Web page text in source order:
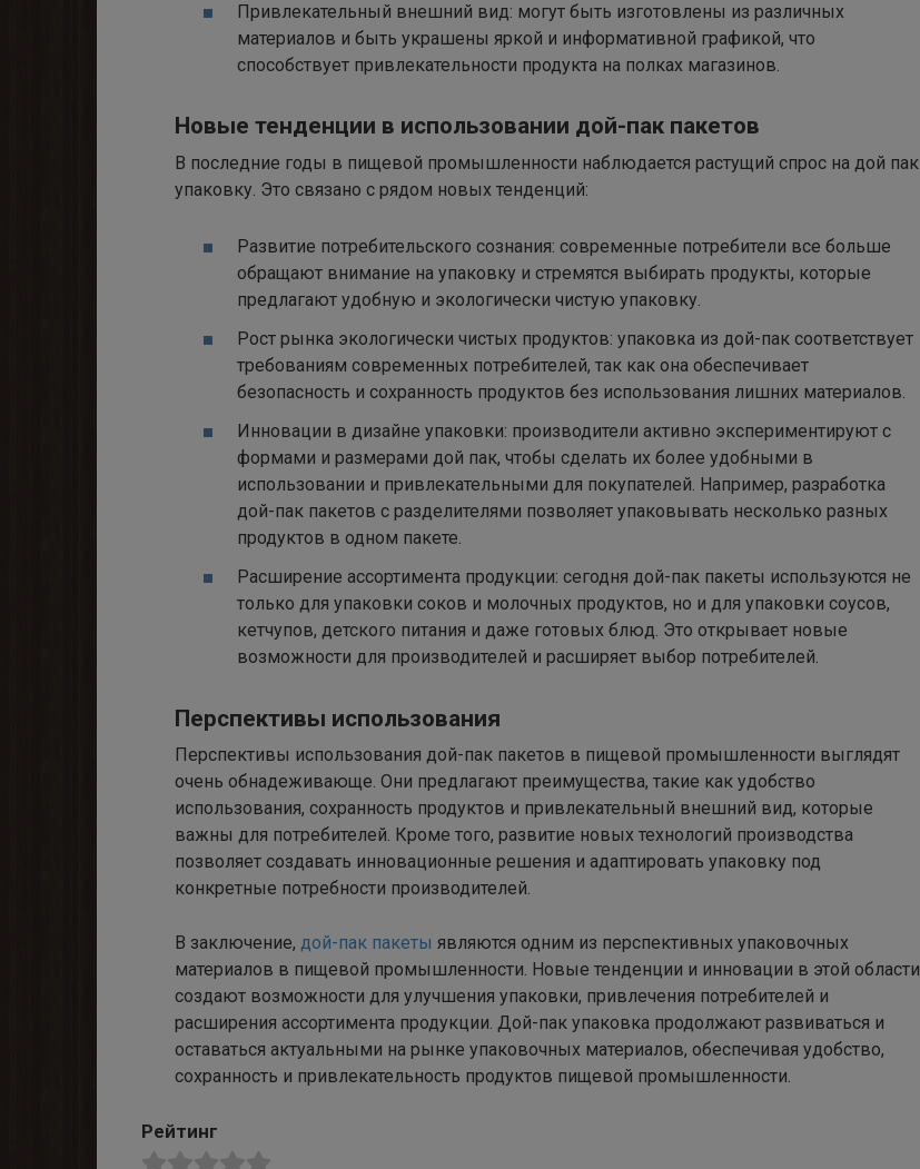
Привлекательный внешний вид: могут быть изготовлены из различных
материалов и быть украшены яркой и информативной графикой, что
способствует привлекательности продукта на полках магазинов.
Новые тенденции в использовании дой-пак пакетов
В последние годы в пищевой промышленности наблюдается растущий спрос на дой пак
упаковку. Это связано с рядом новых тенденций:
Развитие потребительского сознания: современные потребители все больше
обращают внимание на упаковку и стремятся выбирать продукты, которые
предлагают удобную и экологически чистую упаковку.
Рост рынка экологически чистых продуктов: упаковка из дой-пак соответствует
требованиям современных потребителей, так как она обеспечивает
безопасность и сохранность продуктов без использования лишних материалов.
Инновации в дизайне упаковки: производители активно экспериментируют с
формами и размерами дой пак, чтобы сделать их более удобными в
использовании и привлекательными для покупателей. Например, разработка
дой-пак пакетов с разделителями позволяет упаковывать несколько разных
продуктов в одном пакете.
Расширение ассортимента продукции: сегодня дой-пак пакеты используются не
только для упаковки соков и молочных продуктов, но и для упаковки соусов,
кетчупов, детского питания и даже готовых блюд. Это открывает новые
возможности для производителей и расширяет выбор потребителей.
Перспективы использования
Перспективы использования дой-пак пакетов в пищевой промышленности выглядят
очень обнадеживающе. Они предлагают преимущества, такие как удобство
использования, сохранность продуктов и привлекательный внешний вид, которые
важны для потребителей. Кроме того, развитие новых технологий производства
позволяет создавать инновационные решения и адаптировать упаковку под
конкретные потребности производителей.
В заключение, дой-пак пакеты являются одним из перспективных упаковочных
материалов в пищевой промышленности. Новые тенденции и инновации в этой области
создают возможности для улучшения упаковки, привлечения потребителей и
расширения ассортимента продукции. Дой-пак упаковка продолжают развиваться и
оставаться актуальными на рынке упаковочных материалов, обеспечивая удобство,
сохранность и привлекательность продуктов пищевой промышленности.
Рейтинг